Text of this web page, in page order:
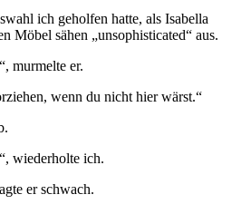
ich geholfen hatte, als Isabella
Möbel sähen „unsophisticated“ aus.
murmelte er.
wenn du nicht hier wärst.“
wiederholte ich.
er schwach.